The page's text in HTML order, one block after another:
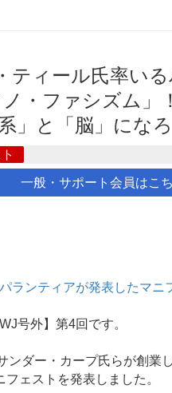
ティール氏率い
・ファシズム」
」と「脳」にな
一般・サポート会員はこ
ランティアが発表したマニ
号外】第4回です。
ダー・カープ氏らが創業
ェストを発表しました。